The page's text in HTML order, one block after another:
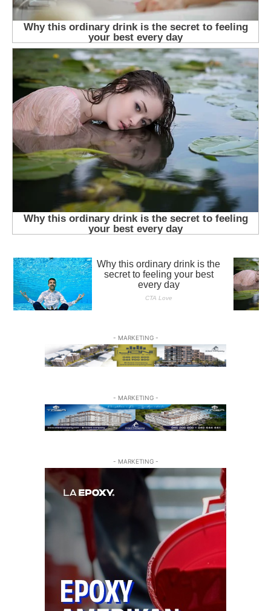
- MARKETING -
- MARKETING -
- MARKETING -